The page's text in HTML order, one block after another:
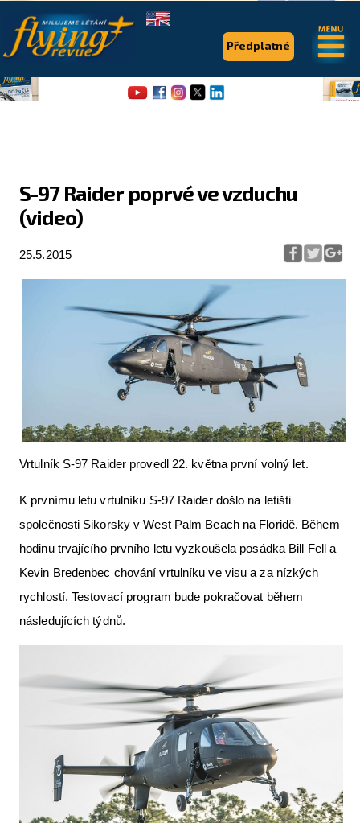
S-97 Raider poprvé ve vzduchu
(video)
25.5.2015
Vrtulník S-97 Raider provedl 22. května první volný let.
K prvnímu letu vrtulníku S-97 Raider došlo na letišti
společnosti Sikorsky v West Palm Beach na Floridě. Během
hodinu trvajícího prvního letu vyzkoušela posádka Bill Fell a
Kevin Bredenbec chování vrtulníku ve visu a za nízkých
rychlostí. Testovací program bude pokračovat během
následujících týdnů.
Předplatné
.
Expedice
Pro piloty
Série & speciály
Letecká videa
Letecká muzea
VFR Communication app
The SAFE Guide app
Inzerujte s námi
E-SHOP